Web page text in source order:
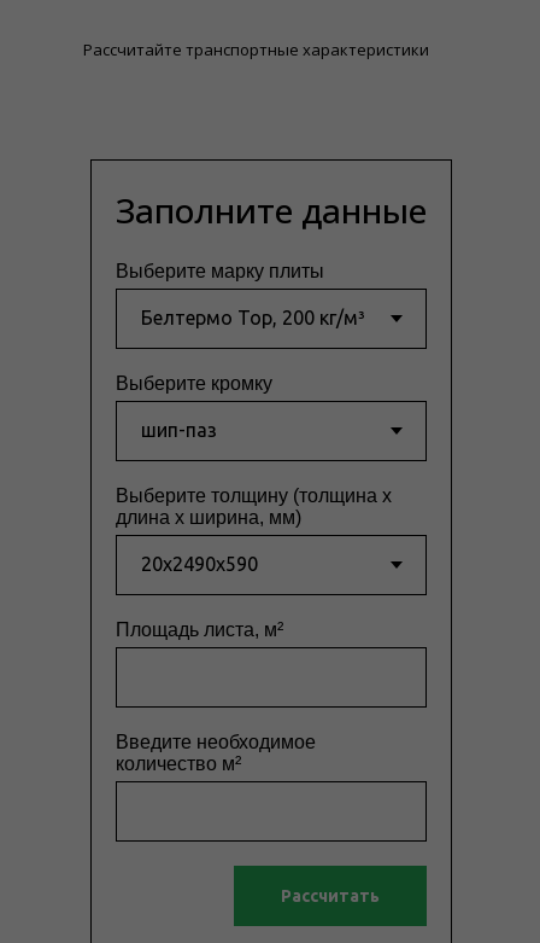
Рассчитайте транспортные характеристики
Заполните данные
Выберите марку плиты
Выберите кромку
Выберите толщину (толщина x
длина x ширина, мм)
Площадь листа, м²
Введите необходимое
количество м²
Рассчитать